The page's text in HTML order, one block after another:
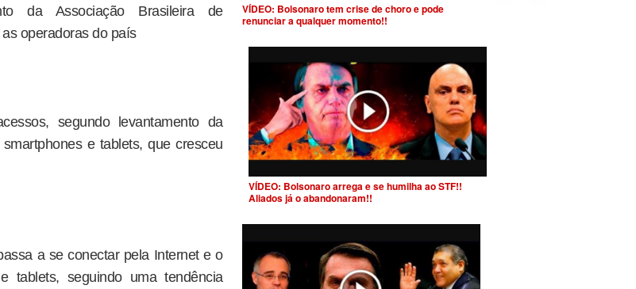
da Associação Brasileira de
operadoras do país
segundo levantamento da
e tablets, que cresceu
a se conectar pela Internet e o
tablets, seguindo uma tendência
VÍDEO: Bolsonaro tem crise de choro e pode
renunciar a qualquer momento!!
VÍDEO: Bolsonaro arrega e se humilha ao STF!!
Aliados já o abandonaram!!